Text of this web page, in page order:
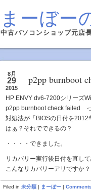
まーぼー
中古パソコンショップ元店
8月
29
2015
p2pp burnboot
HP ENVY dv6-7200シリーズ
p2pp burnboot check failed っ
対処法が「BIOSの日付を2012
はぁ？それでできるの？
・・・・できました。
リカバリー実行後日付を直して
こんなリカバリーアリですか？
Filed in 未分類 | まーぼー |